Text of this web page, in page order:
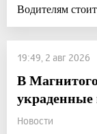
Водителям
19:49, 2 авг 2026
В
Новости